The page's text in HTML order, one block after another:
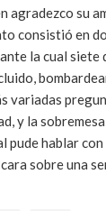
agradezco su
consistió en
la cual siete
variadas
y la
pude hablar con
sobre una